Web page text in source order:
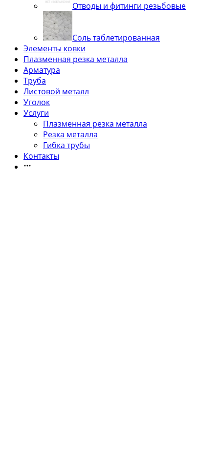
Отводы и фитинги резьбовые
Соль таблетированная
Элементы ковки
Плазменная резка металла
Арматура
Труба
Листовой металл
Уголок
Услуги
Плазменная резка металла
Резка металла
Гибка трубы
Контакты